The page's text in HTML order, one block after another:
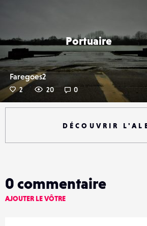
Portuaire
Faregoes2
2 20 0
DÉCOUVRIR
0 commentaire
AJOUTER LE VÔTRE